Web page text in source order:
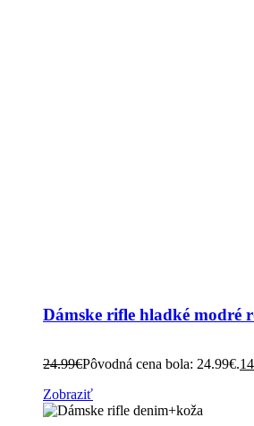
Dámske rifle hladké modré
24.99€Pôvodná cena bola: 24.99€.
Zobraziť